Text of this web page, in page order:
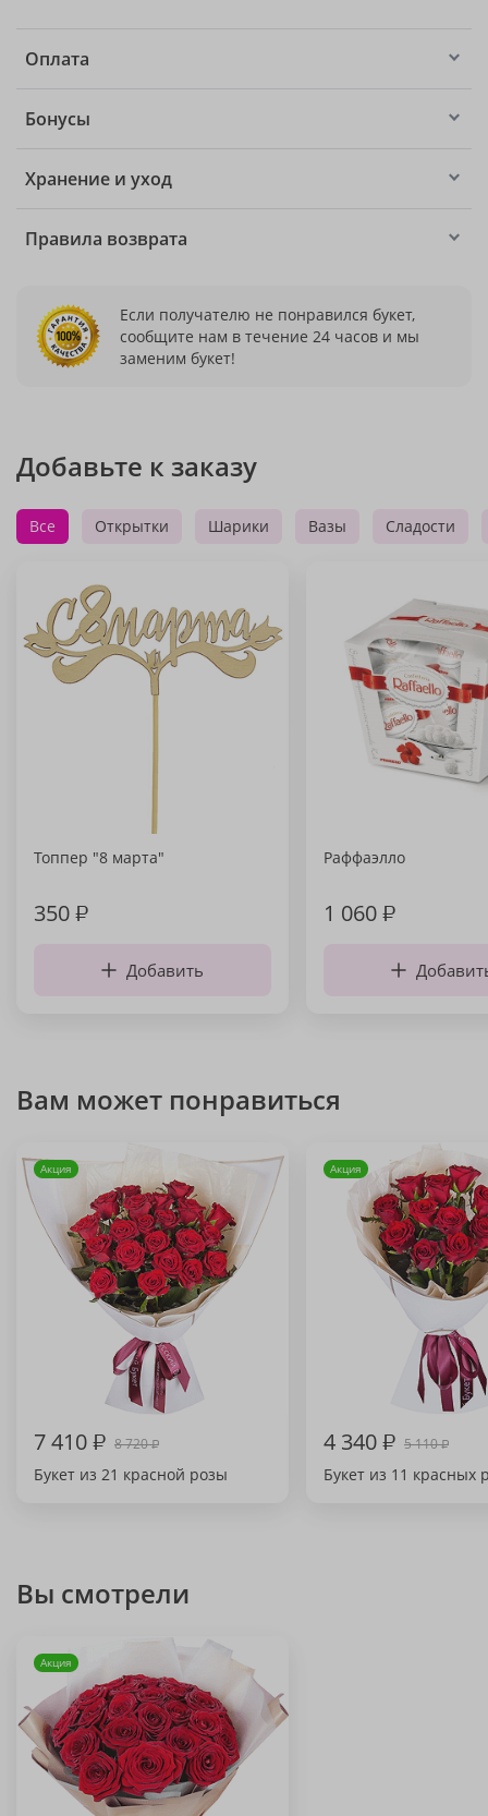
Оплата
Бонусы
Хранение и уход
Правила возврата
Если получателю не понравился букет,
сообщите нам в течение 24 часов и мы
заменим букет!
Добавьте к заказу
Все Открытки Шарики Вазы Сладости
Топпер "8 марта"
350₽
Добавить
Раффаэлло
1 060₽
Вам может понравиться
Акция
7 410₽ 8 720₽
Букет из 21 красной розы
Акция
4 340₽ 5 110₽
Букет из 11 красных
Вы смотрели
Акция